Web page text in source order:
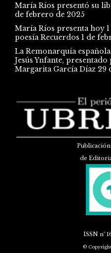
María Ríos presentó su
de febrero de 2025
María Ríos presenta hoy
poesía Recuerdos 1 de
La Remonarquía
Jesús Ynfante,
Margarita García Díaz 29
de
ISSN nº
©